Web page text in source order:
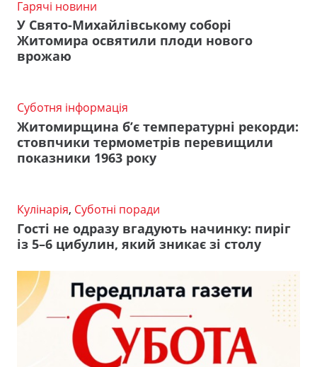
Гарячі новини
У Свято-Михайлівському соборі
Житомира освятили плоди нового
врожаю
Суботня інформація
Житомирщина б’є температурні рекорди:
стовпчики термометрів перевищили
показники 1963 року
Кулінарія, Суботні поради
Гості не одразу вгадують начинку: пиріг
із 5–6 цибулин, який зникає зі столу